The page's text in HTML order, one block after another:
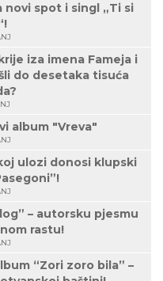
novi spot i singl „Ti si
iza imena Fameja i
do desetaka tisuća
album "Vreva"
ulozi donosi klupski
– autorsku pjesmu
rastu!
“Zori zoro bila” –